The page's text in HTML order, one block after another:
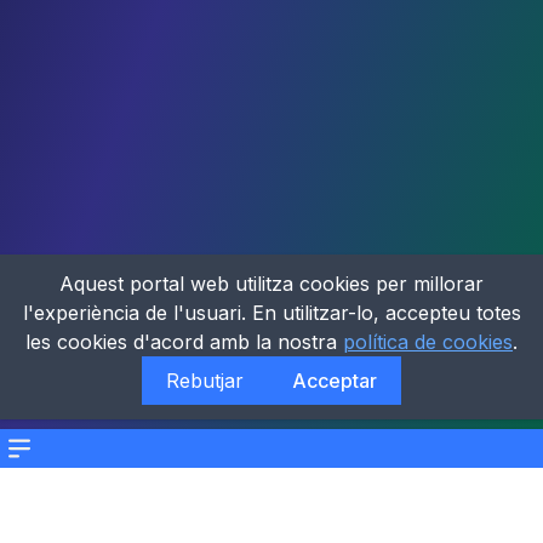
Menu
Aquest portal web utilitza cookies per millorar
l'experiència de l'usuari. En utilitzar-lo, accepteu totes
les cookies d'acord amb la nostra política de cookies.
Rebutjar
Acceptar